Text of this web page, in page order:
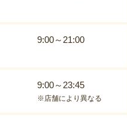
9:00～21:00
9:00～23:45
※店舗により異なる